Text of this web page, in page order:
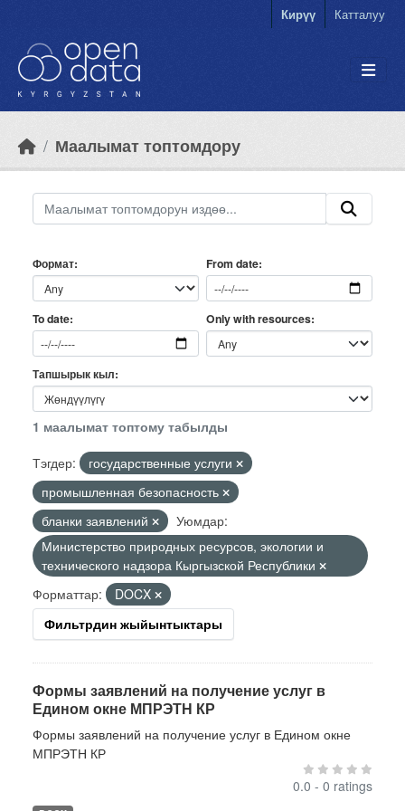
Кирүү Катталуу
Маалымат топтомдору
Формат From date
To date Only with resources
Тапшырык кыл
1 маалымат топтому табылды
Тэгдер:
государственные услуги
промышленная безопасность
бланки заявлений
Уюмдар:
Министерство природных ресурсов, экологии и
технического надзора Кыргызской Республики
Форматтар:
DOCX
Фильтрдин жыйынтыктары
Формы заявлений на получение услуг в
Едином окне МПРЭТН КР
Формы заявлений на получение услуг в Едином окне
МПРЭТН КР
0.0 - 0 ratings